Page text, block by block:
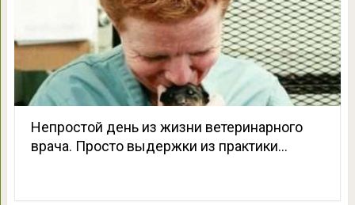
Непростой день из жизни ветеринарного
врача. Просто выдержки из практики…